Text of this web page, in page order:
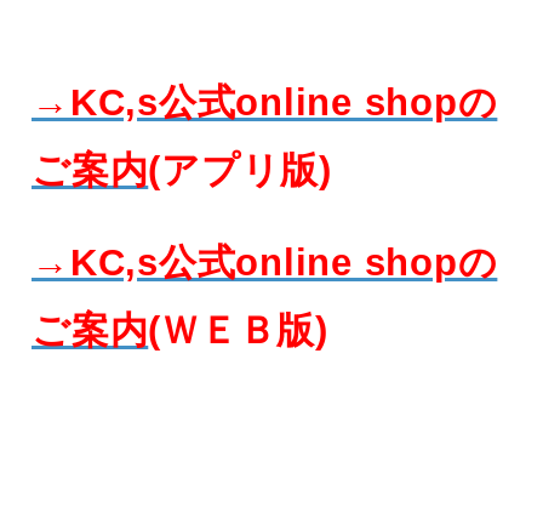
→KC,s公式online shopの
ご案内(アプリ版)
→KC,s公式online shopの
ご案内(ＷＥＢ版)